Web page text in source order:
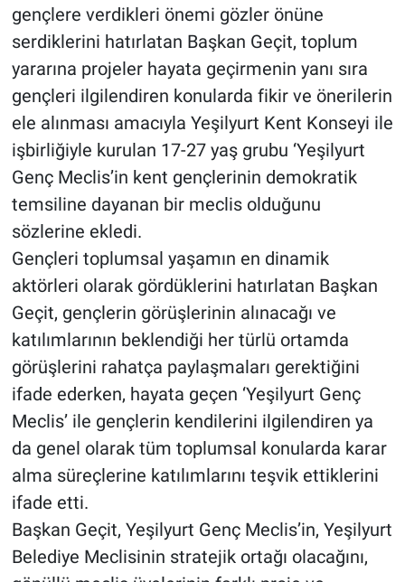
gençlere verdikleri önemi gözler önüne
serdiklerini hatırlatan Başkan Geçit, toplum
yararına projeler hayata geçirmenin yanı sıra
gençleri ilgilendiren konularda fikir ve önerilerin
ele alınması amacıyla Yeşilyurt Kent Konseyi ile
işbirliğiyle kurulan 17-27 yaş grubu ‘Yeşilyurt
Genç Meclis’in kent gençlerinin demokratik
temsiline dayanan bir meclis olduğunu
sözlerine ekledi.
Gençleri toplumsal yaşamın en dinamik
aktörleri olarak gördüklerini hatırlatan Başkan
Geçit, gençlerin görüşlerinin alınacağı ve
katılımlarının beklendiği her türlü ortamda
görüşlerini rahatça paylaşmaları gerektiğini
ifade ederken, hayata geçen ‘Yeşilyurt Genç
Meclis’ ile gençlerin kendilerini ilgilendiren ya
da genel olarak tüm toplumsal konularda karar
alma süreçlerine katılımlarını teşvik ettiklerini
ifade etti.
Başkan Geçit, Yeşilyurt Genç Meclis’in, Yeşilyurt
Belediye Meclisinin stratejik ortağı olacağını,